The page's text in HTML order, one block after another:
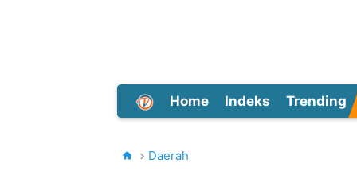
Home Indeks Trending
Daerah